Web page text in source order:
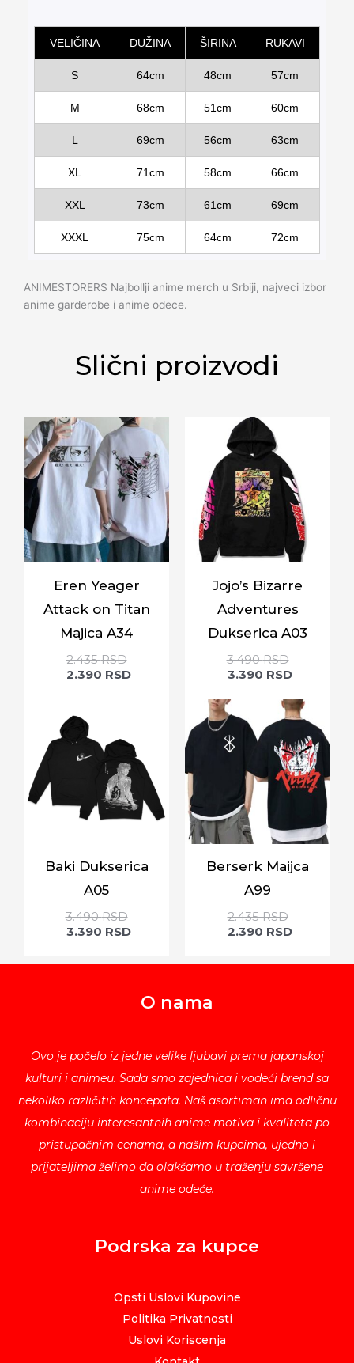
VELIČINA DUŽINA ŠIRINA RUKAVI
S 64cm 48cm 57cm
M 68cm 51cm 60cm
L 69cm 56cm 63cm
XL 71cm 58cm 66cm
XXL 73cm 61cm 69cm
XXXL 75cm 64cm 72cm
ANIMESTORERS Najbollji anime merch u Srbiji, najveci izbor
anime garderobe i anime odece.
Slični proizvodi
Eren Yeager
Attack on Titan
Majica A34
2.435RSD
2.390 RSD
Jojo’s Bizarre
Adventures
Dukserica A03
3.490RSD
3.390 RSD
Baki Dukserica
A05
3.490RSD
3.390 RSD
Berserk Maijca
A99
2.435RSD
2.390 RSD
O nama
Ovo je počelo iz jedne velike ljubavi prema japanskoj
kulturi i animeu. Sada smo zajednica i vodeći brend sa
nekoliko različitih koncepata. Naš asortiman ima odličnu
kombinaciju interesantnih anime motiva i kvaliteta po
pristupačnim cenama, a našim kupcima, ujedno i
prijateljima želimo da olakšamo u traženju savršene
anime odeće.
Podrska za kupce
Opsti Uslovi Kupovine
Politika Privatnosti
Uslovi Koriscenja